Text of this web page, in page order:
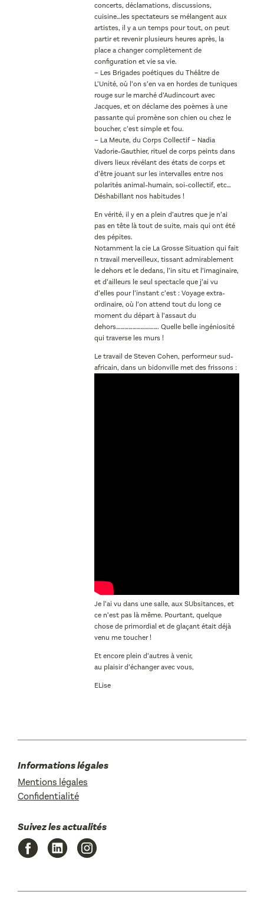
concerts, déclamations, discussions,
cuisine…les spectateurs se mélangent aux
artistes, il y a un temps pour tout, on peut
partir et revenir plusieurs heures après, la
place a changer complètement de
configuration et vie sa vie.
– Les Brigades poétiques du Théâtre de
L’Unité, où l’on s’en va en hordes de tuniques
rouge sur le marché d’Audincourt avec
Jacques, et on déclame des poèmes à une
passante qui promène son chien ou chez le
boucher, c’est simple et fou.
– La Meute, du Corps Collectif – Nadia
Vadorie-Gauthier, rituel de corps peints dans
divers lieux révélant des états de corps et
d’être jouant sur les intervalles entre nos
polarités animal-humain, soi-collectif, etc…
Déshabillant nos habitudes !
En vérité, il y en a plein d’autres que je n’ai
pas en tête là tout de suite, mais qui ont été
des pépites.
Notamment la cie La Grosse Situation qui fait
n travail merveilleux, tissant admirablement
le dehors et le dedans, l’in situ et l’imaginaire,
et d’ailleurs le seul spectacle que j’ai vu
d’elles pour l’instant c’est : Voyage extra-
ordinaire, où l’on attend tout du long ce
moment du départ à l’assaut du
dehors…………………………. Quelle belle ingéniosité
qui traverse les murs !
Le travail de Steven Cohen, performeur sud-
africain, dans un bidonville met des frissons :
Je l’ai vu dans une salle, aux SUbsitances, et
ce n’est pas là même. Pourtant, quelque
chose de primordial et de glaçant était déjà
venu me toucher !
Et encore plein d’autres à venir,
au plaisir d’échanger avec vous,
ELise
Informations légales
Mentions légales
Confidentialité
Suivez les actualités